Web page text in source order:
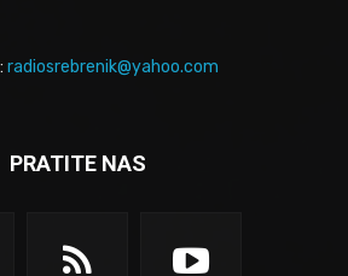
radiosrebrenik@yahoo.com
PRATITE NAS